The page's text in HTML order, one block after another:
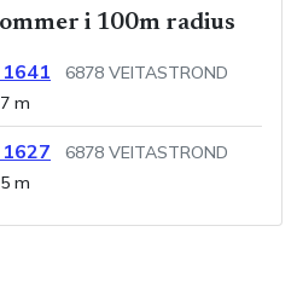
i 100m radius
6878 VEITASTROND
m
6878 VEITASTROND
m